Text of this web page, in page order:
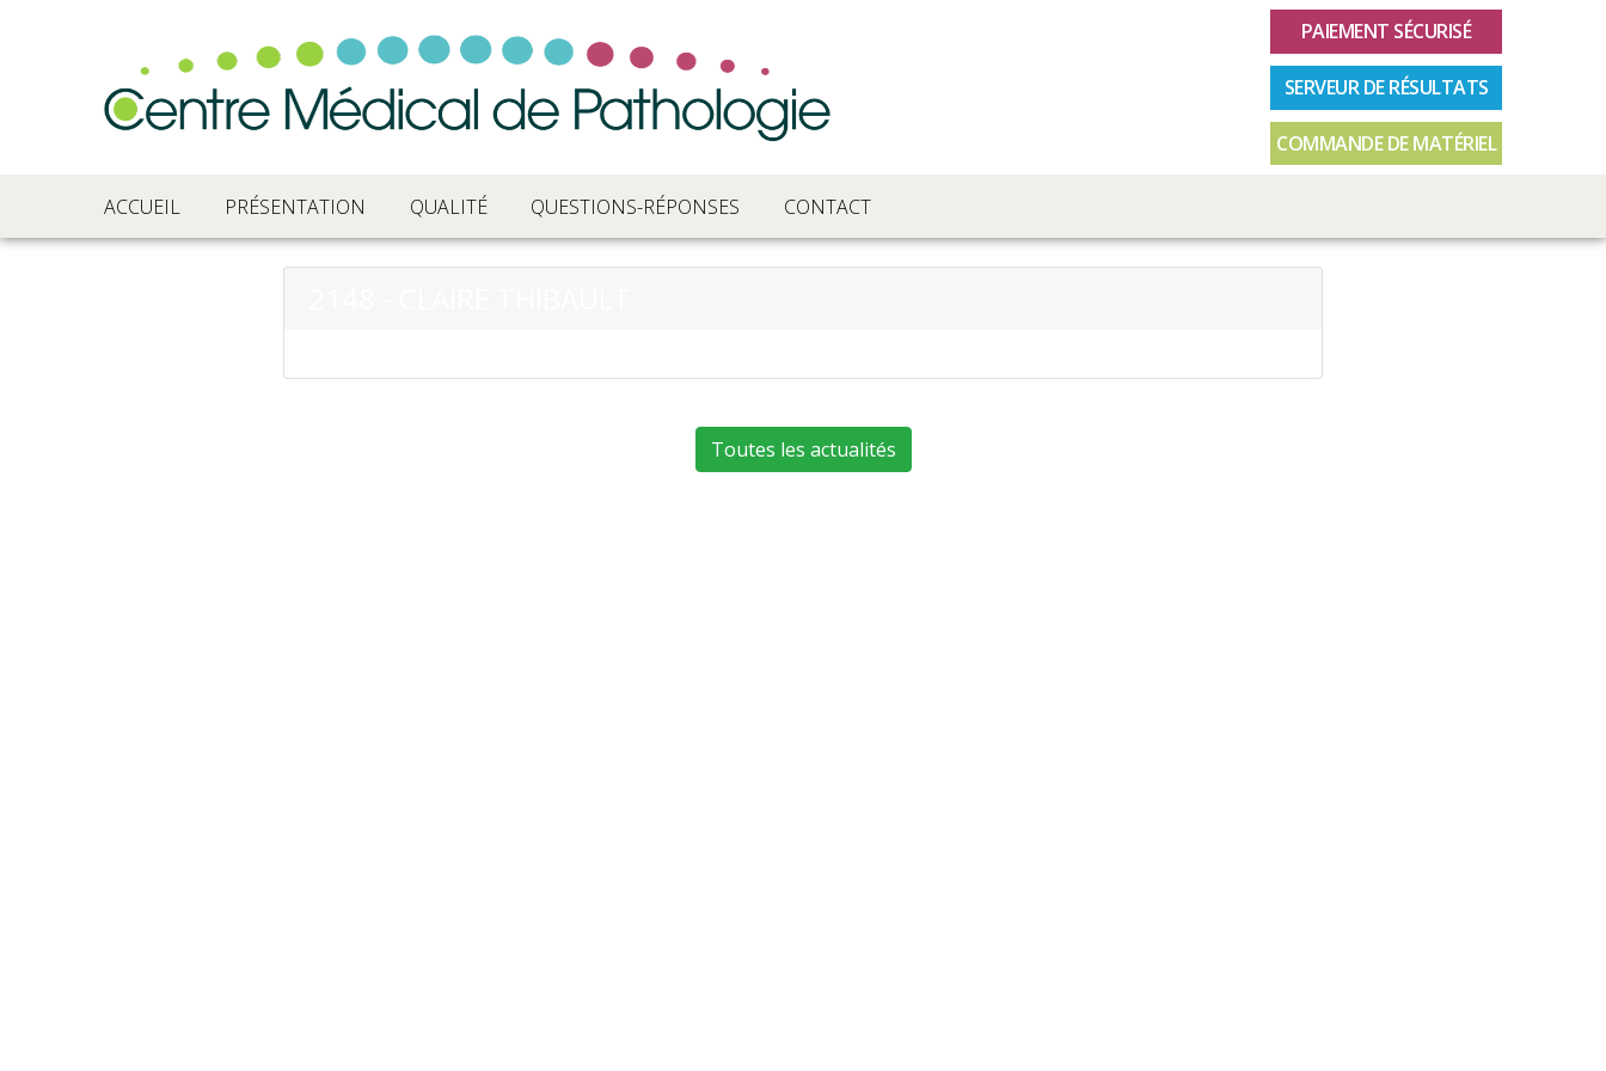
PAIEMENT SÉCURISÉ
SERVEUR DE RÉSULTATS
COMMANDE DE MATÉRIEL
ACCUEIL PRÉSENTATION QUALITÉ QUESTIONS-RÉPONSES CONTACT
Toutes les actualités